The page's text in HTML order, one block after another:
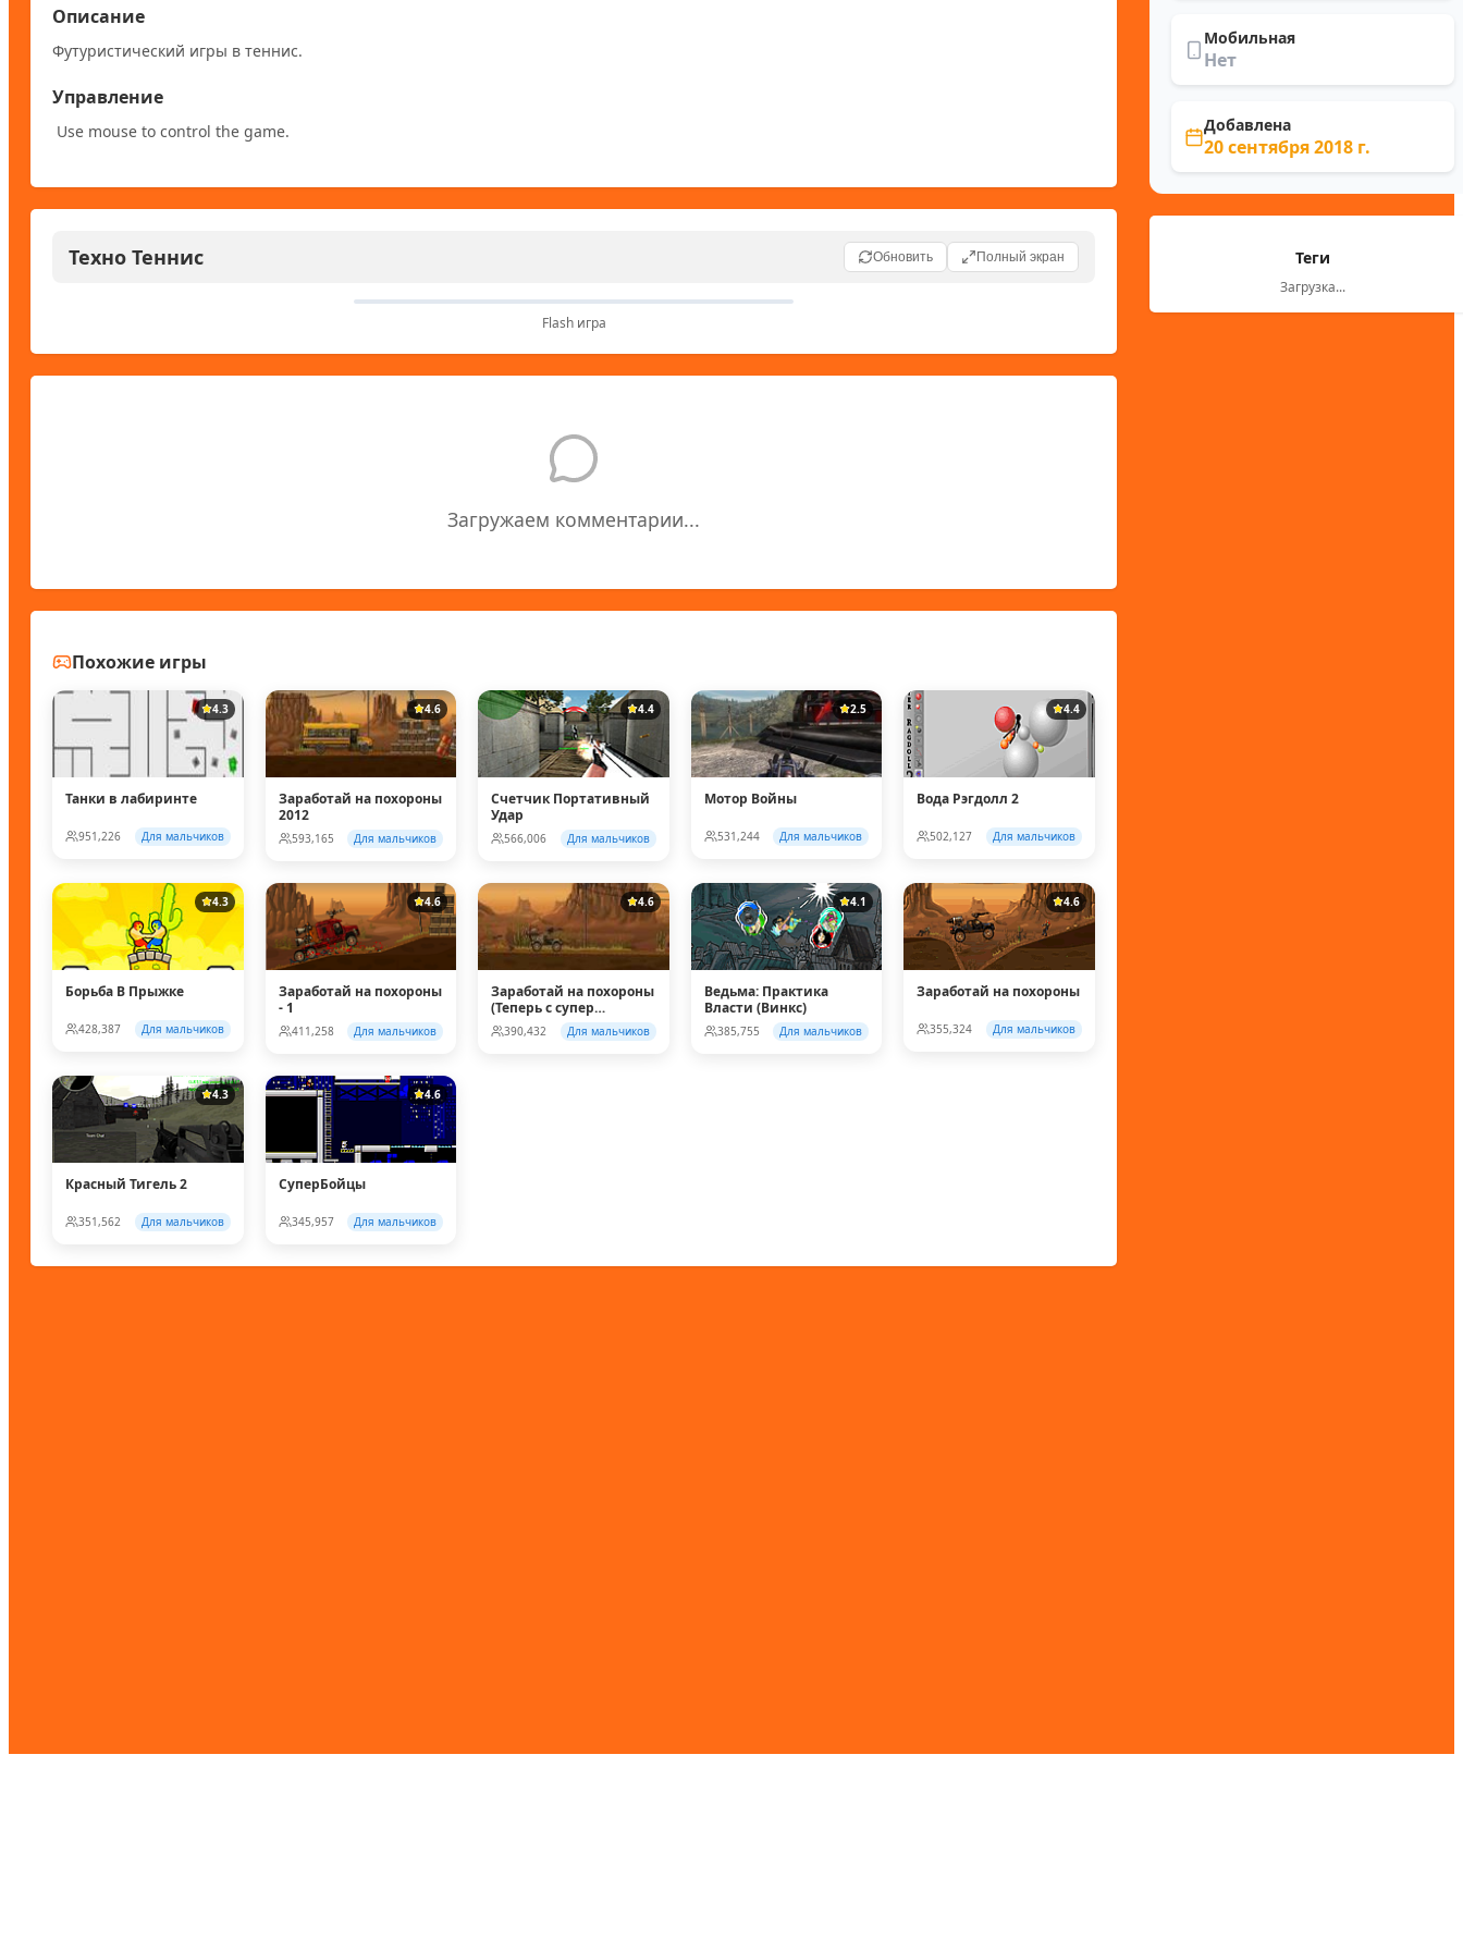
Описание
Футуристический игры в теннис.
Управление
Use mouse to control the game.
Техно Теннис Обновить Полный экран
Flash игра
Загружаем комментарии...
Похожие игры
4.3
Танки в лабиринте
951,226 Для мальчиков
4.6
Заработай на похороны
2012
593,165 Для мальчиков
4.4
Счетчик Портативный
Удар
566,006 Для мальчиков
2.5
Мотор Войны
531,244 Для мальчиков
4.4
Вода Рэгдолл 2
502,127 Для мальчиков
4.3
Борьба В Прыжке
428,387 Для мальчиков
4.6
Заработай на похороны
- 1
411,258 Для мальчиков
4.6
Заработай на похороны
(Теперь с супер
колесом!)
390,432 Для мальчиков
4.1
Ведьма: Практика
Власти (Винкс)
385,755 Для мальчиков
4.6
Заработай на похороны
355,324 Для мальчиков
4.3
Красный Тигель 2
351,562 Для мальчиков
4.6
СуперБойцы
345,957 Для мальчиков
Мобильная
Нет
Добавлена
20 сентября 2018 г.
Теги
Загрузка...